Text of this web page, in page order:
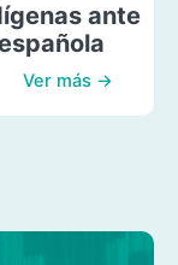
ante
Ver más →